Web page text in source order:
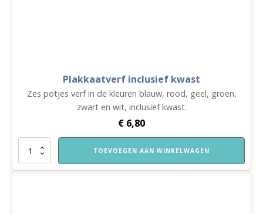
Plakkaatverf inclusief kwast
Zes potjes verf in de kleuren blauw, rood, geel, groen,
zwart en wit, inclusief kwast.
€ 6,80
Plakkaatverf
kwast
TOEVOEGEN AAN WINKELWAGEN